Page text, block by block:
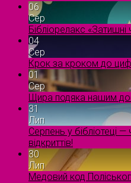
06
Сер
Бібліорелакс «Затишні
04
Сер
Крок за кроком до
01
Сер
Щира подяка нашим
31
Лип
Серпень у бібліотеці
відкриттів!
30
Лип
Медовий код